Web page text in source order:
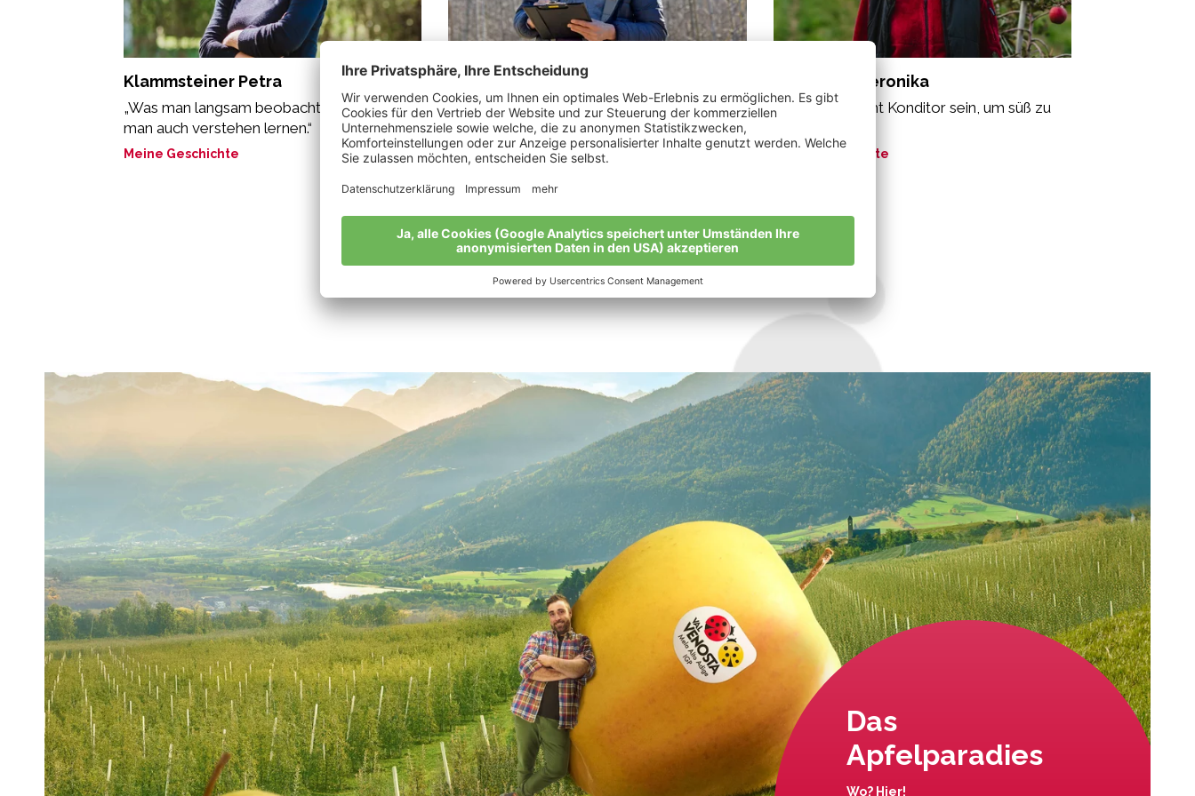
Klammsteiner Petra
„Was man langsam beobachten kann, kann
man auch verstehen lernen.“
Meine Geschichte
Graiss Wolfgang
„Bio ist mein Paradies auf Erden.“
Meine Geschichte
Tappeiner Veronika
„Man muss nicht Konditor sein, um süß zu
Meine Geschichte
Alle Bio-Bauern im Überblick
Das
Apfelparadies
Wo? Hier!